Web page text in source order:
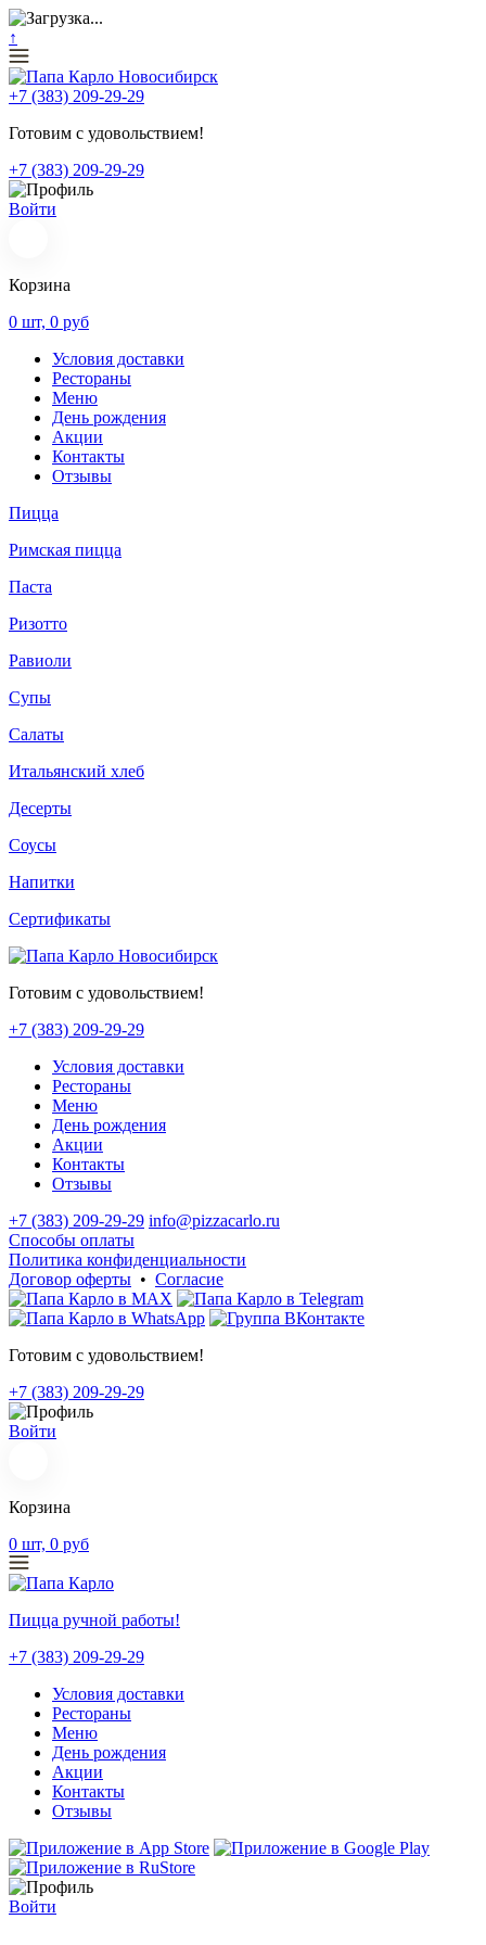
↑
+7 (383) 209-29-29
Готовим с удовольствием!
+7 (383) 209-29-29
Войти
Корзина
0 шт, 0 руб
Условия доставки
Рестораны
Меню
День рождения
Акции
Контакты
Отзывы
Пицца
Римская пицца
Паста
Ризотто
Равиоли
Супы
Салаты
Итальянский хлеб
Десерты
Соусы
Напитки
Сертификаты
Готовим с удовольствием!
+7 (383) 209-29-29
Условия доставки
Рестораны
Меню
День рождения
Акции
Контакты
Отзывы
+7 (383) 209-29-29 info@pizzacarlo.ru
Способы оплаты
Политика конфиденциальности
Договор оферты • Согласие
Готовим с удовольствием!
+7 (383) 209-29-29
Войти
Корзина
0 шт, 0 руб
Пицца ручной работы!
+7 (383) 209-29-29
Условия доставки
Рестораны
Меню
День рождения
Акции
Контакты
Отзывы
Войти